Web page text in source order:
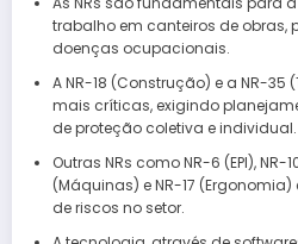
trabalho em canteiros de obras,
doenças ocupacionais.
A NR-18 (Construção) e a NR-
mais críticas, exigindo
de proteção coletiva e individual.
Outras NRs como NR-6 (EPI), NR-
(Máquinas) e NR-17
de riscos no setor.